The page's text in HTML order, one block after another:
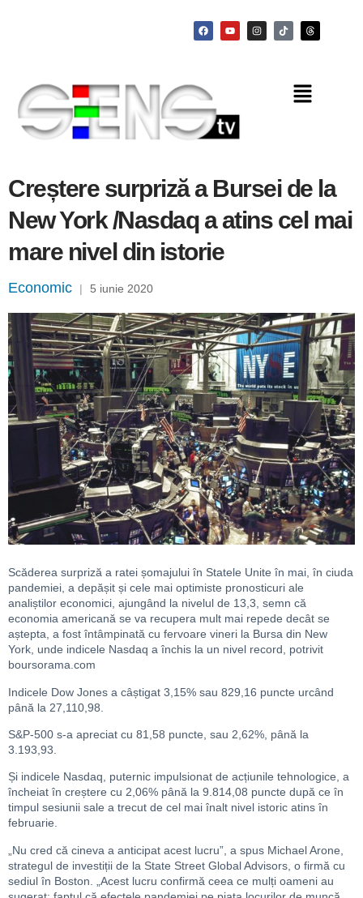
Creștere surpriză a Bursei de la
New York /Nasdaq a atins cel mai
mare nivel din istorie
Economic | 5 iunie 2020
Scăderea surpriză a ratei șomajului în Statele Unite în mai, în ciuda
pandemiei, a depășit și cele mai optimiste pronosticuri ale
analiștilor economici, ajungând la nivelul de 13,3, semn că
economia americană se va recupera mult mai repede decât se
aștepta, a fost întâmpinată cu fervoare vineri la Bursa din New
York, unde indicele Nasdaq a închis la un nivel record, potrivit
boursorama.com
Indicele Dow Jones a câștigat 3,15% sau 829,16 puncte urcând
până la 27,110,98.
S&P-500 s-a apreciat cu 81,58 puncte, sau 2,62%, până la
3.193,93.
Și indicele Nasdaq, puternic impulsionat de acțiunile tehnologice, a
încheiat în creștere cu 2,06% până la 9.814,08 puncte după ce în
timpul sesiunii sale a trecut de cel mai înalt nivel istoric atins în
februarie.
„Nu cred că cineva a anticipat acest lucru”, a spus Michael Arone,
strategul de investiții de la State Street Global Advisors, o firmă cu
sediul în Boston. „Acest lucru confirmă ceea ce mulți oameni au